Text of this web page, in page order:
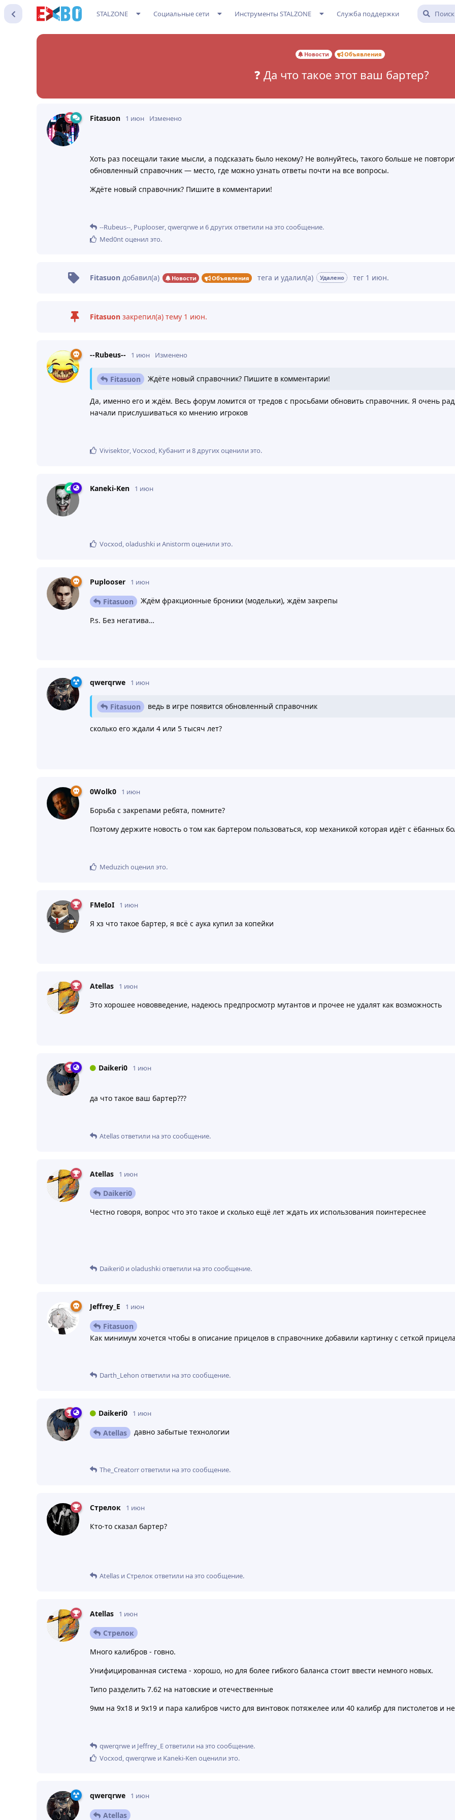
STALZONE Социальные сети Инструменты STALZONE Служба поддержки
Новости Объявления
❓ Да что такое этот ваш бартер?
Fitasuon 1 июн Изменено
Хоть раз посещали такие мысли, а подсказать было некому? Не волнуйтесь, такого больше не
обновленный справочник — место, где можно узнать ответы почти на все вопросы.
Ждёте новый справочник? Пишите в комментарии!
--Rubeus--, Puplooser,qwerqrwe и6другихответили на это сообщение.
Med0ntоценил это.
Fitasuon добавил(а) Новости Объявления тега и удалил(а) Удалено тег 1 июн.
Fitasuon закрепил(а) тему 1 июн.
--Rubeus-- 1 июн Изменено
Fitasuon Ждёте новый справочник? Пишите в комментарии!
Да, именно его и ждём. Весь форум ломится от тредов с просьбами обновить справочник. Я очень
начали прислушиваться ко мнению игроков
Vivisektor,Vocxod, Кубанит и8другихоценили это.
Kaneki-Ken 1 июн
Vocxod,oladushki иAnistorm оценили это.
Puplooser 1 июн
Fitasuon Ждём фракционные броники (модельки), ждём закрепы
P.s. Без негатива…
qwerqrwe 1 июн
Fitasuon ведь в игре появится обновленный справочник
сколько его ждали 4 или 5 тысяч лет?
0Wolk0 1 июн
Борьба с закрепами ребята, помните?
Поэтому держите новость о том как бартером пользоваться, кор механикой которая идёт с ёбанных
Meduzich оценил это.
FMeIoI 1 июн
Я хз что такое бартер, я всё с аука купил за копейки
Atellas 1 июн
Это хорошее нововведение, надеюсь предпросмотр мутантов и прочее не удалят как возможность
Daikeri0 1 июн
да что такое ваш бартер???
Atellasответили на это сообщение.
Atellas 1 июн
Daikeri0
Честно говоря, вопрос что это такое и сколько ещё лет ждать их использования поинтереснее
Daikeri0 иoladushkiответили на это сообщение.
Jeffrey_E 1 июн
Fitasuon
Как минимум хочется чтобы в описание прицелов в справочнике добавили картинку с сеткой прицела
Darth_Lehon ответили на это сообщение.
Daikeri0 1 июн
Atellas давно забытые технологии
The_Creatorrответили на это сообщение.
Стрелок 1 июн
Кто-то сказал бартер?
Atellas иСтрелок ответили на это сообщение.
Atellas 1 июн
Стрелок
Много калибров - говно.
Унифицированная система - хорошо, но для более гибкого баланса стоит ввести немного новых.
Типо разделить 7.62 на натовские и отечественные
9мм на 9х18 и 9х19 и пара калибров чисто для винтовок потяжелее или 40 калибр для пистолетов и
qwerqrwe и Jeffrey_Eответили на это сообщение.
Vocxod,qwerqrwe и Kaneki-Ken оценили это.
qwerqrwe 1 июн
Atellas